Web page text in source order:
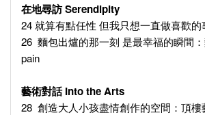
在地尋訪 Serendipity
24 就算有點任性 但我只想一直做喜歡
26 麵包出爐的那一刻 是最幸福的瞬間
pain
藝術對話 Into the Arts
28 創造大人小孩盡情創作的空間：頂樓